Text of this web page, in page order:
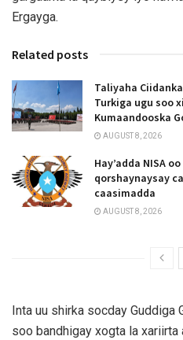
Ergayga.
Related posts
Taliyaha
Turkiga ugu soo
Kumaandooska
AUGUST 8, 2026
Hay’adda NISA
qorshaynaysay
caasimadda
AUGUST 8, 2026
Inta uu shirka socday Guddiga
soo bandhigay xogta la xariirta